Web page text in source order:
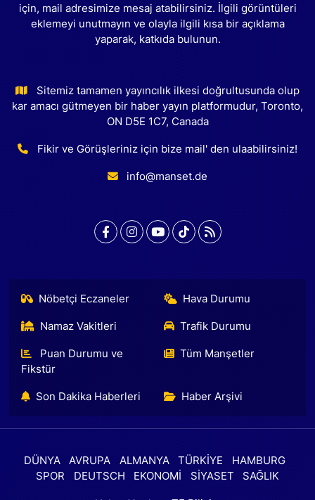
için, mail adresimize mesaj atabilirsiniz. İlgili görüntüleri
eklemeyi unutmayın ve olayla ilgili kısa bir açıklama
yaparak, katkıda bulunun.
Sitemiz tamamen yayıncılık ilkesi doğrultusunda olup
kar amacı gütmeyen bir haber yayın platformudur, Toronto,
ON D5E 1C7, Canada
Fikir ve Görüşleriniz için bize mail' den ulaabilirsiniz!
info@manset.de
Nöbetçi Eczaneler Hava Durumu
Namaz Vakitleri Trafik Durumu
Puan Durumu ve
Fikstür
Tüm Manşetler
Son Dakika Haberleri Haber Arşivi
DÜNYA AVRUPA ALMANYA TÜRKİYE
HAMBURG
SPOR
DEUTSCH EKONOMİ SİYASET SAĞLIK